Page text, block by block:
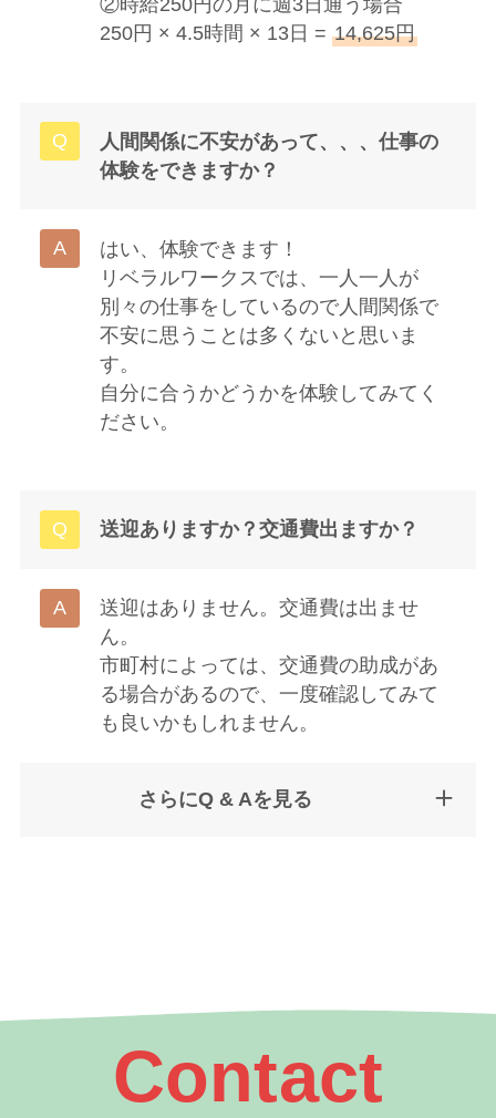
②時給250円の月に週3日通う場合
250円 × 4.5時間 × 13日 = 14,625円
人間関係に不安があって、、、仕事の
体験をできますか？
はい、体験できます！
リベラルワークスでは、一人一人が
別々の仕事をしているので人間関係で
不安に思うことは多くないと思いま
す。
自分に合うかどうかを体験してみてく
ださい。
送迎ありますか？交通費出ますか？
送迎はありません。交通費は出ませ
ん。
市町村によっては、交通費の助成があ
る場合があるので、一度確認してみて
も良いかもしれません。
さらにQ & Aを見る
Contact